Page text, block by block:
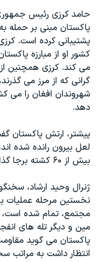
صفحه
اصلی
جهش
به
جستجو
جهان
ورزشی
گزیده‌ها
ویژه برنامه‌ها
ویدیوها
فرهنگ و زندگی
اقتصادی
علم و فناوری
گالری عکس
آرشیو پخش زنده
صفحه‌های ویژه
جام جهانی ۲۰۲۶
عملیات خشم حماسی
۲۵۰سالگی آمریکا
بایگانی برنامه‌های تلویزیونی
مستندها
حمله جمهوری اسلامی به
رمز مهسا
اعتراضات زن، زندگی،
مجموعه مستندهای
تریبونال مردمی آبان ۹۸
دادگاه حمید نوری
چهل سال گروگان‌گیری
فرکانس‌های صدای
پخش رادیویی
یادگیری زبان انگلیسی
دنبال کنید
زبانهای مختلف
حامد کرزی رئيس
پاکستان مبنی بر حمله
پشتيبانی کرده است.
کشور او از مبارزه
می کند. کرزی همچنين
گرانی که از مرز می
شهروندان افغان را می
دهد.
پيشتر، ارتش پاکستان
لعل بيرون رانده شده
بيش از ۶۰ کشته برجا گذاشت پايان گرفته است.
ژنرال وحيد ارشاد،
نخستين مرحله عمليات
مجتمع، تمام شده
مين و ديگر تله های
پاکستان می گويد
انتظار داشت به مراتب